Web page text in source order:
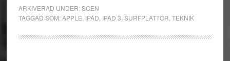
ARKIVERAD UNDER:SCEN
TAGGAD SOM:APPLE IPAD IPAD 3 SURFPLATTOR TEKNIK